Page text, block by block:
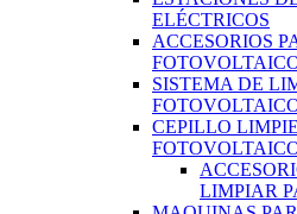
ELÉCTRICOS
ACCESORIOS
SISTEMA DE
CEPILLO
LIMPIAR